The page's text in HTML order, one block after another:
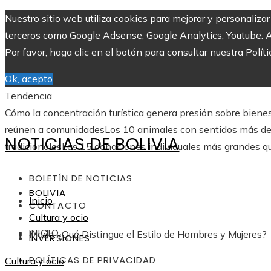
Nuestro sitio web utiliza cookies para mejorar y
terceros como Google Adsense, Google Analytics,
Por favor, haga clic en el botón para consultar nuestra
Ok, acepto
Tendencia
Cómo la concentración turística genera presión sobre
reúnen a comunidadesLos 10 animales con sentidos más
tradicionalesLas 15 donaciones individuales más grandes
BOLETÍN DE NOTICIAS
CONTACTO
INICIO
POLÍTICAS DE PRIVACIDAD
NOTICIAS DE BOLIVIA
BOLIVIA
INVERSIONES
Inicio
Cultura y ocio
Moda: ¿Qué Distingue el Estilo de Hombres y Mujeres?
Cultura y ocio